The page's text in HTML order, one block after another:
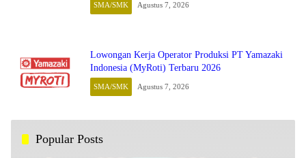
SMA/SMK Agustus 7, 2026
Lowongan Kerja Operator Produksi PT Yamazaki
Indonesia (MyRoti) Terbaru 2026
SMA/SMK Agustus 7, 2026
Popular Posts